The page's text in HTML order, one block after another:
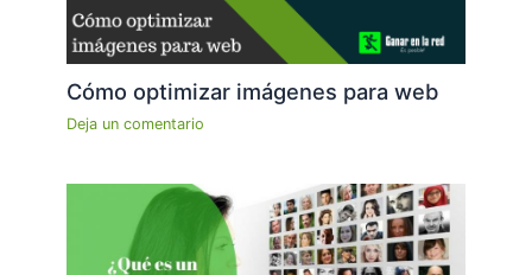
Cómo optimizar imágenes para web
Deja un comentario